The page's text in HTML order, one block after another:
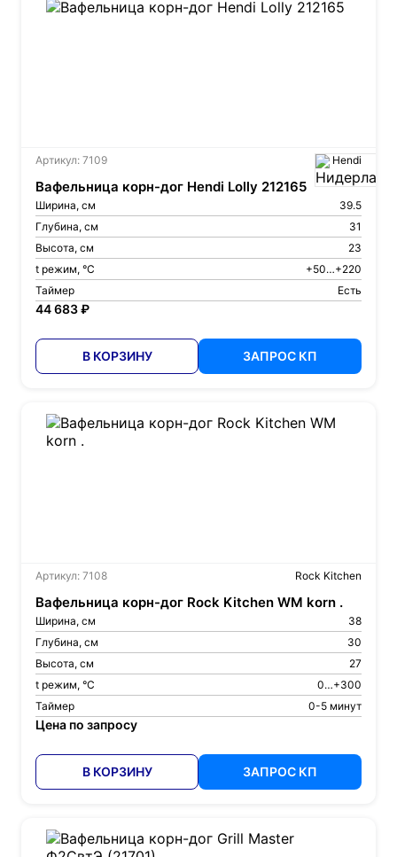
Артикул: 7109 Hendi
Вафельница корн-дог Hendi Lolly 212165
Ширина, см
39.5
Глубина, см
31
Высота, см
23
t режим, °С
+50…+220
Таймер
Есть
44 683 ₽
В КОРЗИНУ ЗАПРОС КП
Артикул: 7108 Rock Kitchen
Вафельница корн-дог Rock Kitchen WM korn .
Ширина, см
38
Глубина, см
30
Высота, см
27
t режим, °С
0…+300
Таймер
0-5 минут
Цена по запросу
В КОРЗИНУ ЗАПРОС КП